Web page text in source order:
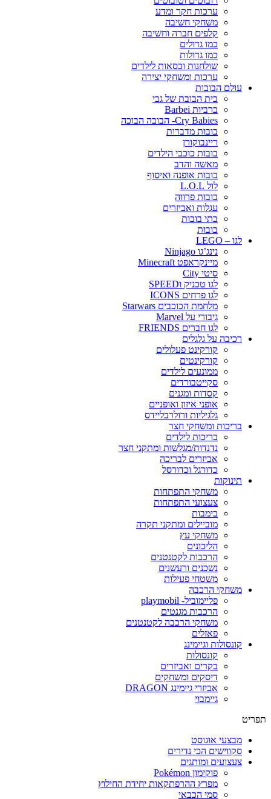
ערכות חקר ומדע
משחקי חשיבה
קלפים חברה וחשיבה
כמו גדולים
כמו גדולות
שולחנות וכסאות לילדים
ערכות ומשחקי יצירה
עולם הבובות
בית הבובת של גבי
ברביות Barbei
Cry Babies- הבובה הבוכה
בובות מדברות
ריינבוקורן
בובות כוכבי הילדים
מאשה והדב
בובות אופנה ואיסוף
לול L.O.L
בובות פרווה
עגלות ואביזרים
בתי בובות
בובות
לגו – LEGO
נינג’גו Ninjago
מיינקראפט Minecraft
סיטי City
לגו טכניק וSPEED
לגו פרחים ICONS
מלחמת הכוכבים Starwars
גיבורי על Marvel
לגו חברים FRIENDS
רכיבה על גלגלים
קורקינט פעלולים
קורקינטים
ממונעים לילדים
סקייטבורדים
קסדות ומגנים
אופני איזון ואופניים
גלגיליות ורולרבליידס
בריכות ומשחקי חצר
בריכות לילדים
נדנדות/מגלשות ומתקני חצר
אביזרים לבריכה
כדורגל וכדורסל
תינוקות
משחקי התפתחות
צעצועי התפתחות
בימבות
מוביילים ומתקני תקרה
משחקי עץ
הליכונים
הרכבות לקטנטנים
נשכנים ורעשנים
משטחי פעילות
משחקי הרכבה
פליימוביל- playmobil
הרכבות מגנטים
משחקי הרכבה לקטנטנים
פאזלים
קונסולות וגיימינג
קונסולות
בקרים ואביזרים
דיסקים ומשחקים
אביזרי גיימינג DRAGON
גיימבוי
מבצעי אוגוסט
סקווישים הכי נדירים
צעצועים ומותגים
פוקימון Pokémon
מפרץ ההרפתקאות יחידת החילוץ
סמי הכבאי